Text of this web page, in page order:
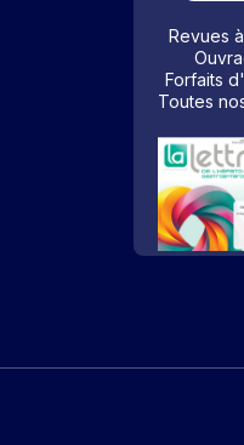
Revues
Forfaits
Toutes